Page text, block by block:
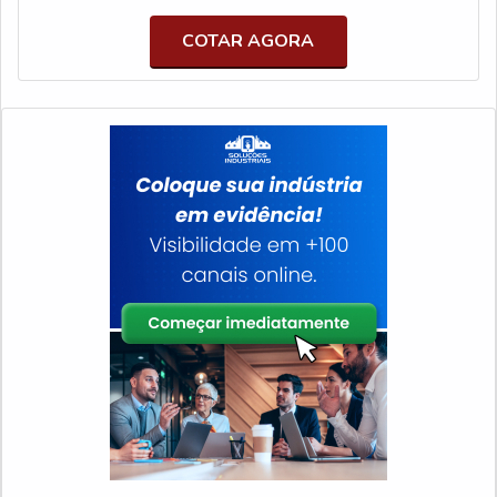
clientes; Profissionais com vasta experiência na área de
atuação; Trabalhadores de alta qualidade; Escritório de
alta qualidade onde são realizadas as atividades;
geração.MELHORES DETALHES SOBRE A
ETIQUETAS ÂNCORAApenas na Etiquetas âncora
existem as melhores variedades no segmento quando o
assunto for etiquetas para camisetas. São opções
variadas que a empresa oferece, como fitas
personalizadas e etiquetas adesivas. Tem rótulo de
profissionais com vasta experiência na área de atuação e
equipamentos de última geração, padrões alcançados
por conter tecnologia de ponta e escritório de alta
qualidade onde são realizadas as atividades. Todos
esses fatores, agregados a uma equipe comprometida
com os serviços e altamente qualificada, garantem uma
entrega de excelência de ponta a ponta
clientes.FILME STRETCH MANUAL PREÇO JUSTO E
ACESSÍVELHá muitas maneiras eficientes de
demonstrar competência e excelência em uma área de
atuação. A Estopack Embalagens foca sua estratégia em
oferecer aos parceiros uma estrutura com: Tecnologia de
ponta; Escritório de alta qualidade onde são realizadas
as atividades; Estrutura suficiente para atender todas as
demandas. Tudo para garantir filme stretch manual preço
justo e com ótima qualidade. Ainda focando em filme
lucratividade, deve oferecer produtos e serviços que
tenham eficiência e precisão, pequenos detalhes, mas de
grande valia para saber a procedência e seriedade da
empresa.É por esses e outros motivos que a Estopack
Embalagens é responsável quando se explana o
segmento de embalagens plásticas. A empresa busca a
satisfação da venda à entrega final, com foco total na
COTAR AGORA